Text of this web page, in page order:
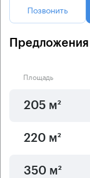
Позвонить
Площадь
205 м²
220 м²
350 м²